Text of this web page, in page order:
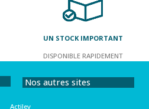
UN STOCK IMPORTANT
DISPONIBLE RAPIDEMENT
Nos autres sites
Actilev